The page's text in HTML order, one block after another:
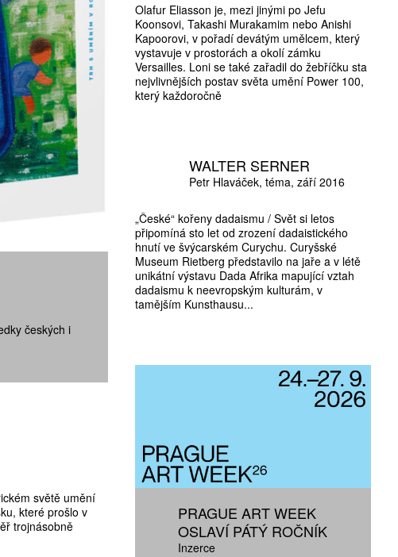
českých i
světě umění
které prošlo v
trojnásobně
Olafur Eliasson je, mezi jinými po Jefu
Koonsovi, Takashi Murakamim nebo Anishi
Kapoorovi, v pořadí devátým umělcem, který
vystavuje v prostorách a okolí zámku
Versailles. Loni se také zařadil do žebříčku sta
nejvlivnějších postav světa umění Power 100,
který každoročně
WALTER SERNER
Petr Hlaváček téma září 2016
„České“ kořeny dadaismu / Svět si letos
připomíná sto let od zrození dadaistického
hnutí ve švýcarském Curychu. Curyšské
Museum Rietberg představilo na jaře a v létě
unikátní výstavu Dada Afrika mapující vztah
dadaismu k neevropským kulturám, v
tamějším Kunsthausu...
PRAGUE ART WEEK
OSLAVÍ PÁTÝ ROČNÍK
Inzerce